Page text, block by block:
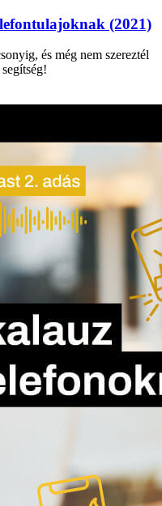
(2021)
és még nem szereztél